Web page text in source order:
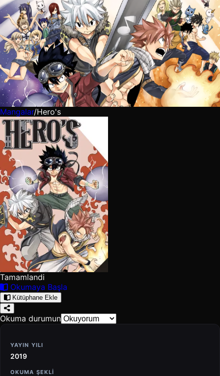
Mangalar/Hero's
Tamamlandi
Okumaya Başla
Kütüphane Ekle
Okuma durumun
YAYIN YILI
2019
OKUMA ŞEKLI